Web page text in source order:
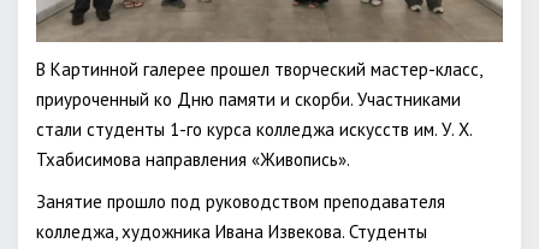
В Картинной галерее прошел творческий мастер-класс,
приуроченный ко Дню памяти и скорби. Участниками
стали студенты 1-го курса колледжа искусств им. У. Х.
Тхабисимова направления «Живопись».
Занятие прошло под руководством преподавателя
колледжа, художника Ивана Извекова. Студенты